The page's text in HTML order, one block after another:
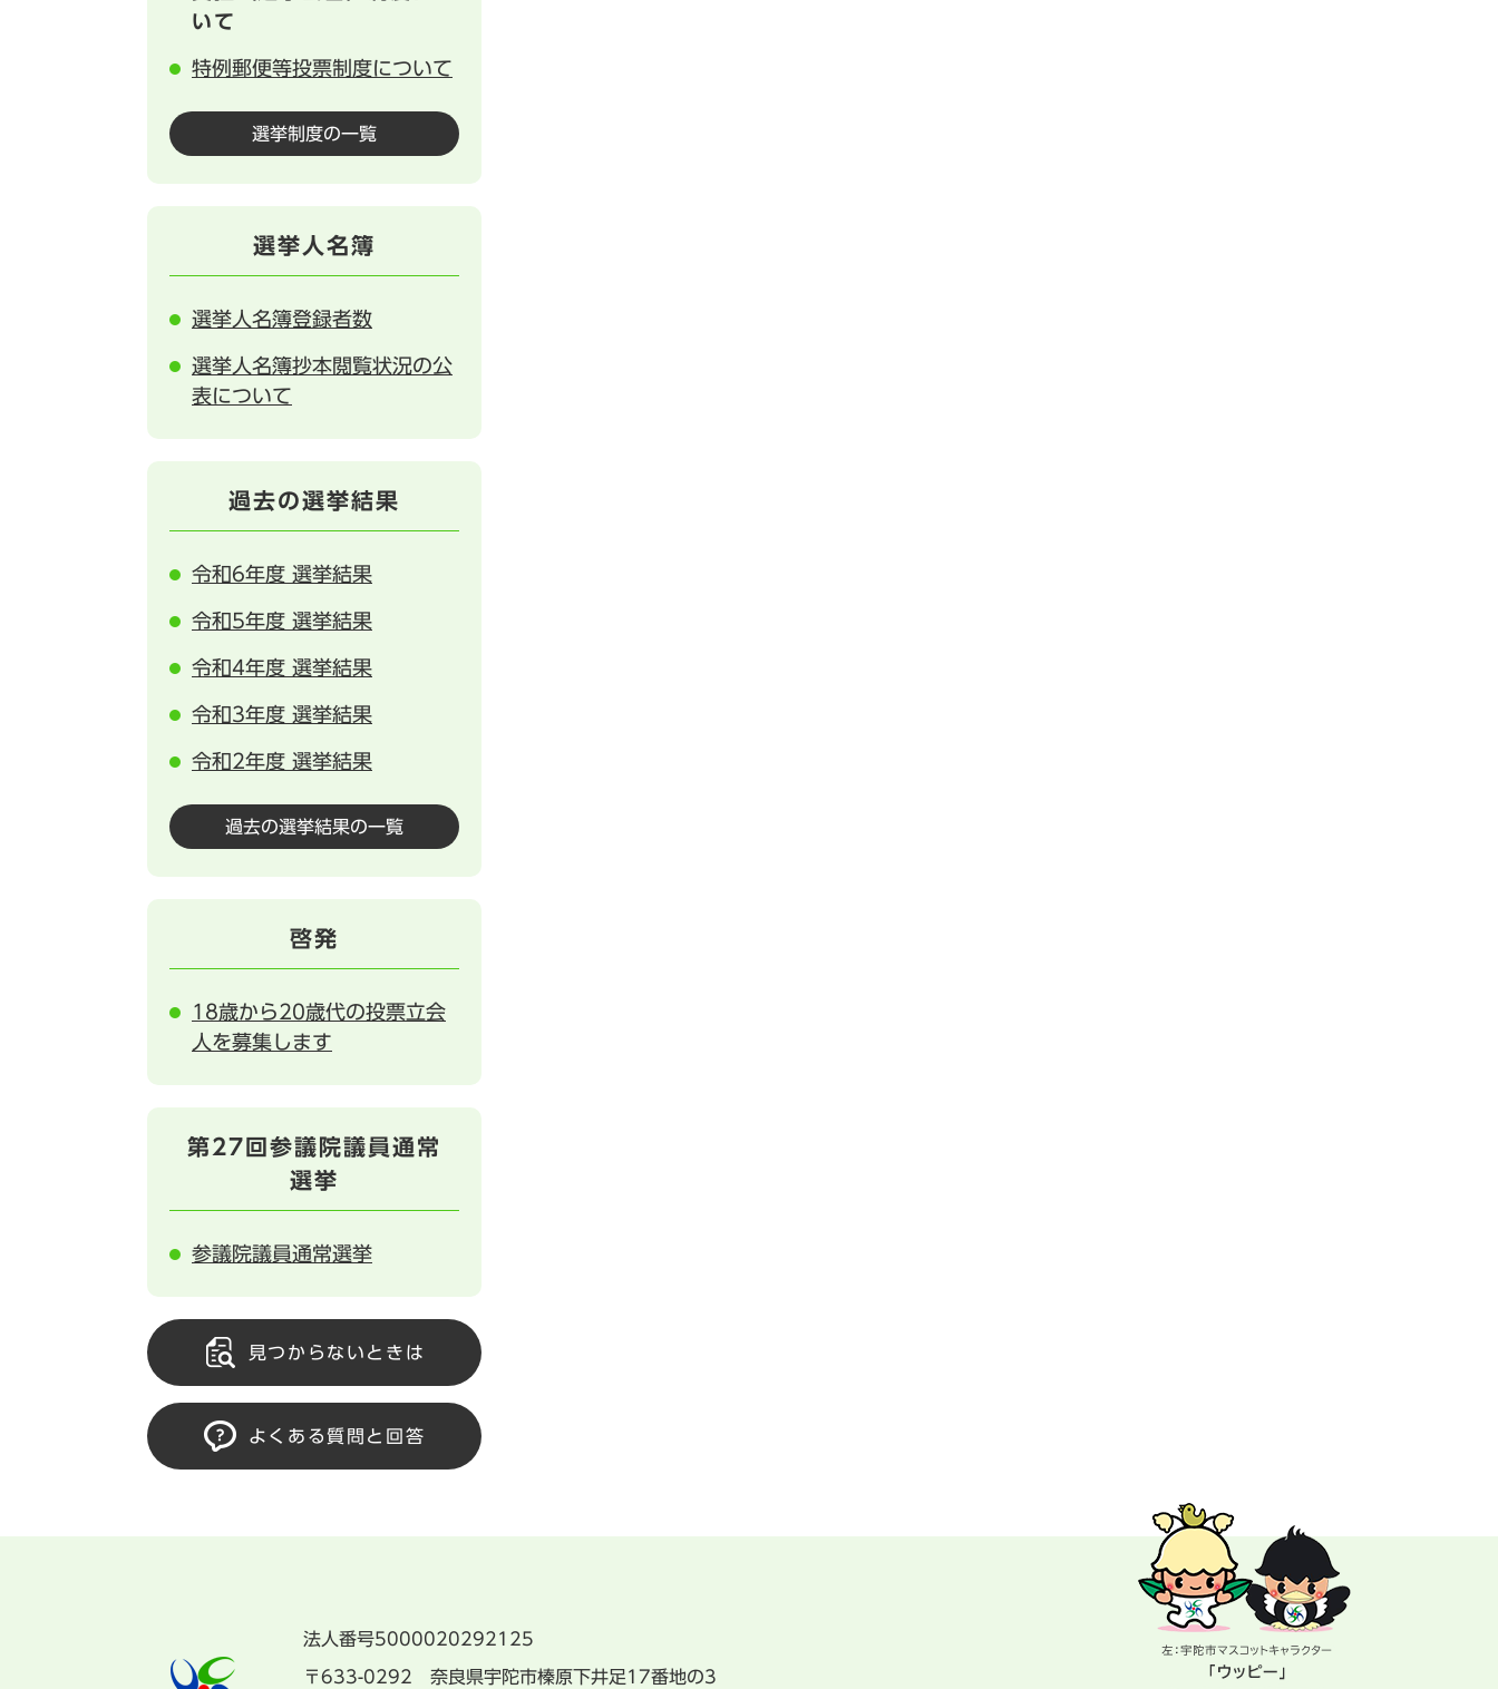
いて
特例郵便等投票制度について
選挙制度の一覧
選挙人名簿
選挙人名簿登録者数
選挙人名簿抄本閲覧状況の公
表について
過去の選挙結果
令和6年度 選挙結果
令和5年度 選挙結果
令和4年度 選挙結果
令和3年度 選挙結果
令和2年度 選挙結果
過去の選挙結果の一覧
啓発
18歳から20歳代の投票立会
人を募集します
第27回参議院議員通常
選挙
参議院議員通常選挙
見つからないときは
よくある質問と回答
法人番号5000020292125
〒633-0292 奈良県宇陀市榛原下井足17番地の3